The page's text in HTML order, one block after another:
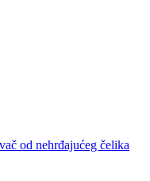
od nehrđajućeg čelika